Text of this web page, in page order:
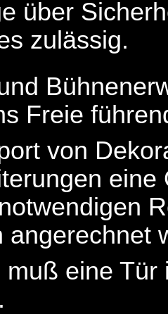
über
zulässig.
Freie
von
angerechnet
muß eine